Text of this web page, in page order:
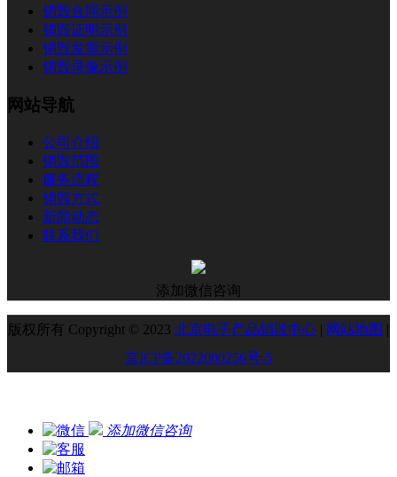
销毁合同示例
销毁证明示例
销毁发票示例
销毁录像示例
网站导航
公司介绍
销毁范围
服务流程
销毁方式
新闻动态
联系我们
添加微信咨询
版权所有 Copyright © 2023 北京电子产品销毁中心 | 网站地图 |
京ICP备2022000256号-5
添加微信咨询